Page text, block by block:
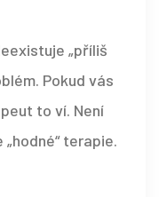
„příliš
Pokud vás
to ví. Není
terapie.